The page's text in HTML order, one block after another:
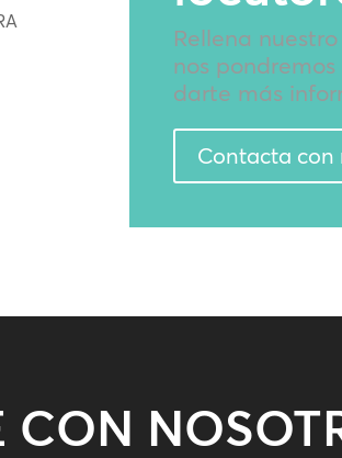
Rellena
nos
darte más
Contacta con
CON